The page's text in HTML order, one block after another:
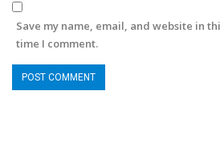
Save my name, email, and website in
time I comment.